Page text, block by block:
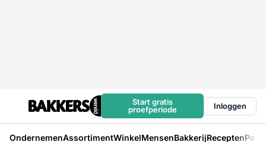
Start gratis
proefperiode
Inloggen
OndernemenAssortimentWinkelMensenBakkerijRecepten